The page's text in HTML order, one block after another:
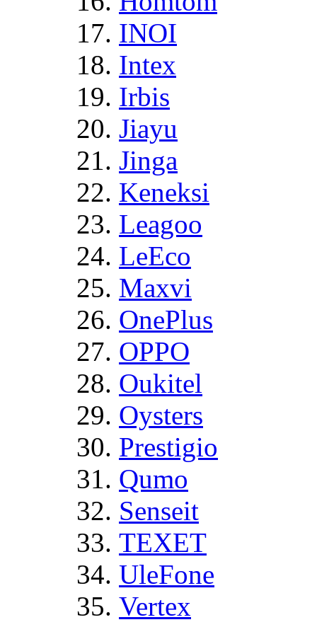
INOI
Intex
Irbis
Jiayu
Jinga
Keneksi
Leagoo
LeEco
Maxvi
OnePlus
OPPO
Oukitel
Oysters
Prestigio
Qumo
Senseit
TEXET
UleFone
Vertex